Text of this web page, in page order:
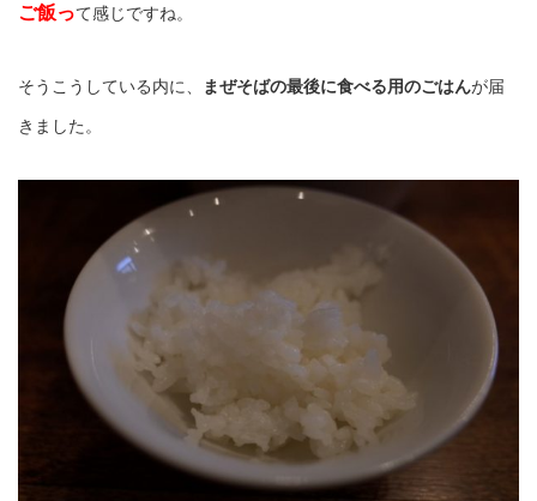
ご飯って感じですね。
そうこうしている内に、 まぜそばの最後に食べる用のごはんが届
きました。